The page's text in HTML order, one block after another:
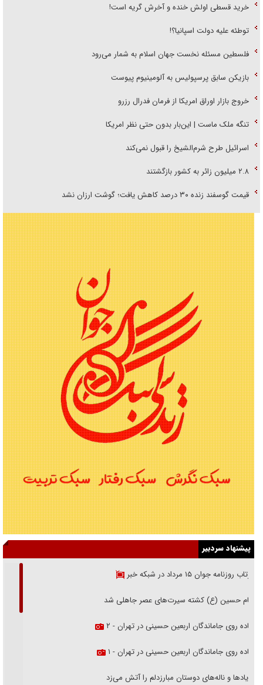
خرید قسطی اولش خنده و آخرش گریه است!
توطئه علیه دولت اسپانیا؟!
فلسطین مسئله نخست جهان اسلام به شمار می‌رود
بازیکن سابق پرسپولیس به آلومینیوم پیوست
خروج بازار اوراق امریکا از فرمان فدرال رزرو
تنگه ملک ماست | این‌بار بدون حتی نظر امریکا
اسرائیل طرح شرم‌الشیخ را قبول نمی‌کند
۲.۸ میلیون زائر به کشور بازگشتند
قیمت گوسفند زنده ۳۰ درصد کاهش یافت؛ گوشت ارزان نشد
پیشنهاد سردبیر
بازتاب روزنامه جوان ۱۵ مرداد در شبکه خبر
امام حسین (ع) کشته سیرت‌های عصر جاهلی شد
پیاده روی جاماندگان اربعین حسینی در تهران - ۲
پیاده روی جاماندگان اربعین حسینی در تهران - ۱
فریاد‌ها و ناله‌های دوستان مبارزدلم را آتش می‌زد